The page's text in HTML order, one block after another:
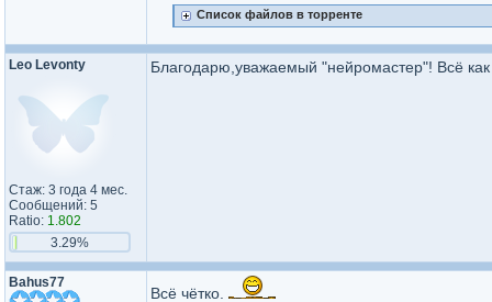
Список файлов в торренте
Leo Levonty
Стаж: 3 года 4 мес.
Сообщений: 5
Ratio: 1.802
3.29%
Благодарю,уважаемый "нейромастер"! Всё
Bahus77
Всё чётко.